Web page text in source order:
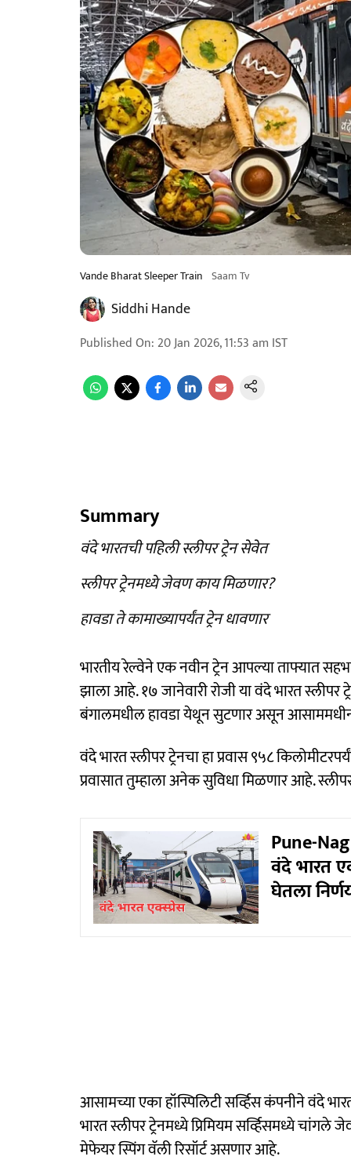
Vande Bharat Sleeper Train Saam Tv
Siddhi Hande
Published On: 20 Jan 2026, 11:53 am IST
Summary
वंदे भारतची पहिली स्लीपर ट्रेन सेवेत
स्लीपर ट्रेनमध्ये जेवण काय मिळणार?
हावडा ते कामाख्यापर्यंत ट्रेन धावणार
भारतीय रेल्वेने एक नवीन ट्रेन आपल्या ताफ्यात
झाला आहे. १७ जानेवारी रोजी या वंदे भारत स्लीपर
बंगालमधील हावडा येथून सुटणार असून
वंदे भारत स्लीपर ट्रेनचा हा प्रवास ९५८
प्रवासात तुम्हाला अनेक सुविधा मिळणार आहे.
Pune-
वंदे भारत
घेतला
आसामच्या एका हॉस्पिलिटी सर्व्हिस कंपनीने वंदे
भारत स्लीपर ट्रेनमध्ये प्रिमियम सर्व्हिसमध्ये
मेफेयर स्पिंग वॅली रिसॉर्ट असणार आहे.